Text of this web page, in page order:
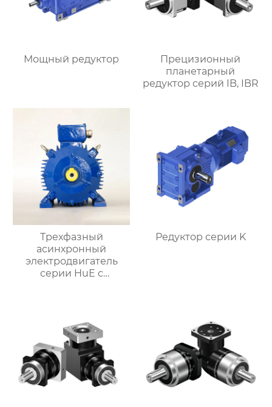
Мощный редуктор
Прецизионный
планетарный
редуктор серий IB, IBR
Трехфазный
асинхронный
электродвигатель
серии HuE с
Редуктор серии K